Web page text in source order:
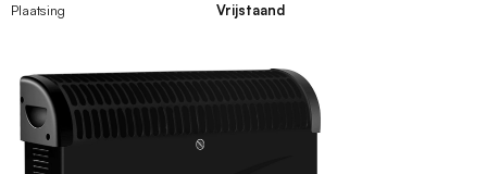
Plaatsing Vrijstaand